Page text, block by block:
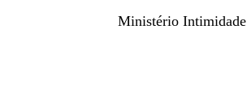
Ministério Intimidade